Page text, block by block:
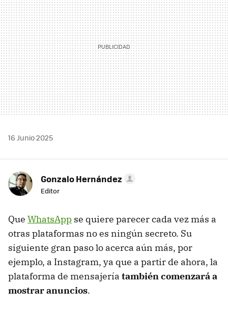
16 Junio 2025
Gonzalo Hernández
Editor
Que WhatsApp se quiere parecer cada vez más a
otras plataformas no es ningún secreto. Su
siguiente gran paso lo acerca aún más, por
ejemplo, a Instagram, ya que a partir de ahora, la
plataforma de mensajería también comenzará a
mostrar anuncios.